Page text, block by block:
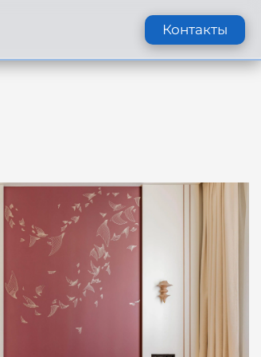
Контакты